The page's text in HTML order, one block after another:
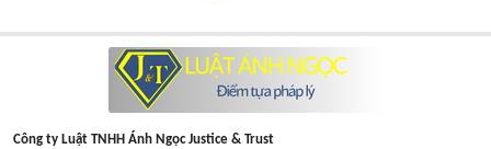
Công ty Luật TNHH Ánh Ngọc Justice & Trust